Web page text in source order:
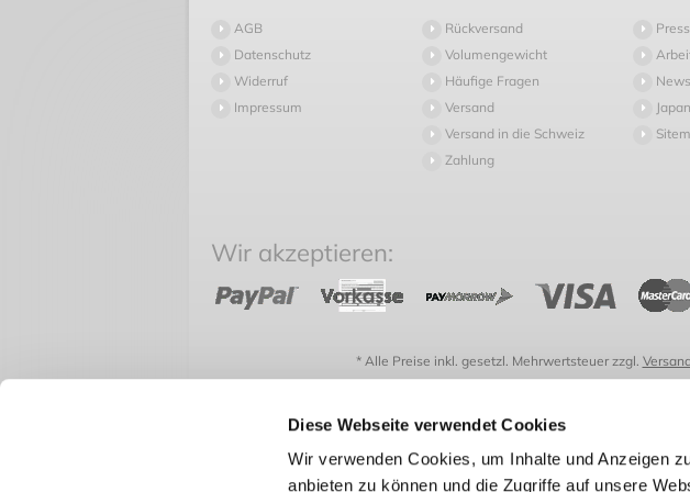
Diese Webseite verwendet Cookies
Wir verwenden Cookies, um Inhalte und Anzeigen
anbieten zu können und die Zugriffe auf unsere
AGB
Datenschutz
Widerruf
Impressum
Rückversand
Volumengewicht
Häufige Fragen
Versand
Versand in die Schweiz
Zahlung
Wir akzeptieren:
* Alle Preise inkl. gesetzl. Mehrwertsteuer zzgl.